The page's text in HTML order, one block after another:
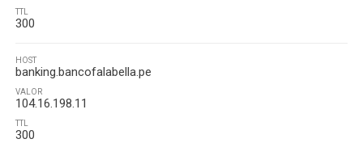
TTL
300
HOST
banking.bancofalabella.pe
VALOR
104.16.198.11
TTL
300